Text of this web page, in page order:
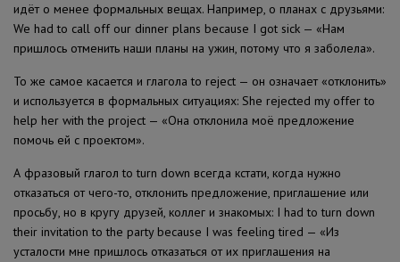
идёт о менее формальных вещах. Например, о планах с друзьями:
We had to call off our dinner plans because I got sick — «Нам
пришлось отменить наши планы на ужин, потому что я заболела».
То же самое касается и глагола to reject — он означает «отклонить»
и используется в формальных ситуациях: She rejected my offer to
help her with the project — «Она отклонила моё предложение
помочь ей с проектом».
А фразовый глагол to turn down всегда кстати, когда нужно
отказаться от чего-то, отклонить предложение, приглашение или
просьбу, но в кругу друзей, коллег и знакомых: I had to turn down
their invitation to the party because I was feeling tired — «Из
усталости мне пришлось отказаться от их приглашения на